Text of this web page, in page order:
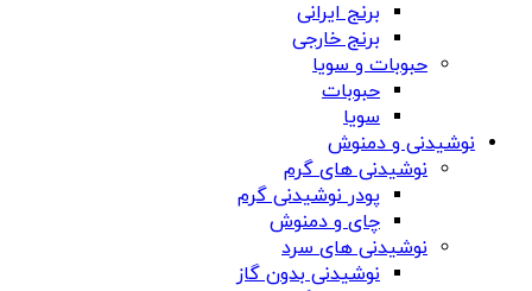
برنج ایرانی
برنج خارجی
حبوبات و سویا
حبوبات
سویا
نوشیدنی و دمنوش
نوشیدنی های گرم
پودر نوشیدنی گرم
چای و دمنوش
نوشیدنی های سرد
نوشیدنی بدون گاز